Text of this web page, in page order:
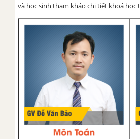
và học sinh tham khảo chi tiết khoá học